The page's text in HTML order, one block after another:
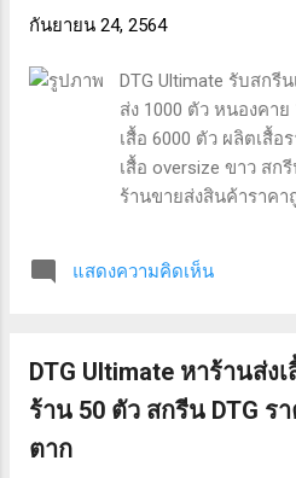
คำค้นหาที่ได้รับความ
ค้าส่งเสื้อผ้าแฟชั่น” “ข
“ออกแบบ เสื้อ warrix”
“สกรีน DTG ราคาส่ง
ขายส่ง เท่านั้น” “ร้าน ส
กันยายน 24, 2564
DTG Ultimate รับสกรี
ส่ง 1000 ตัว หนองคา
เสื้อ 6000 ตัว ผลิตเสื้อ
เสื้อ oversize ขาว สก
ร้านขายส่งสินค้าราคา
กันหนาว 2 ชั้น และ สก
สอบถามได้. รับสกรีนเ
ราคาถูก เสื้อครอบครัว
6000 ตัว ทั่วประเทศไ
แสดงความคิดเห็น
DTG Ultimate หาร้านส่ง
ร้าน 50 ตัว สกรีน DTG ร
ตาก